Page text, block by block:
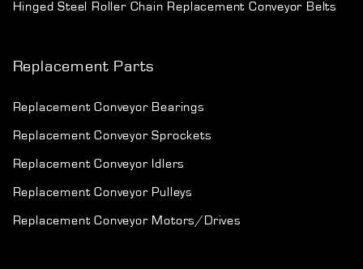
Hinged Steel Roller Chain Replacement Conveyor Belts
Replacement Parts
Replacement Conveyor Bearings
Replacement Conveyor Sprockets
Replacement Conveyor Idlers
Replacement Conveyor Pulleys
Replacement Conveyor Motors/Drives